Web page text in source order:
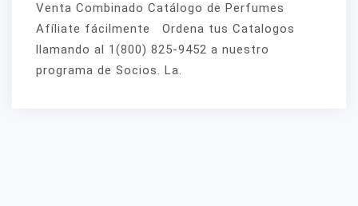
Venta Combinado Catálogo de Perfumes
Afíliate fácilmente Ordena tus Catalogos
llamando al 1(800) 825-9452 a nuestro
programa de Socios. La.